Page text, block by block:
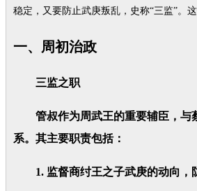
稳定，又要防止武庚叛乱，史称“三监”。
一、周初治政
三监之职
管叔作为周武王的重要辅臣，与蔡
系。其主要职责包括：
1. 监督商纣王之子武庚的动向，